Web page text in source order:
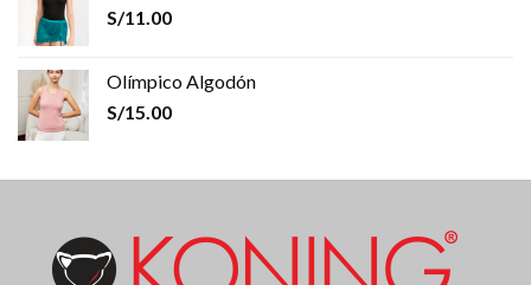
S/11.00
Olímpico Algodón
S/15.00